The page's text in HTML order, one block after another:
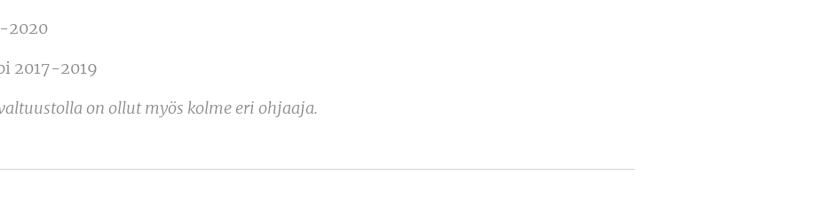
2020
2017-2019
on ollut myös kolme eri ohjaaja.